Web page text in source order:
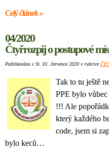
Celý článek »
04/2020
Čtyřrozpij o postupové
Publikováno v St. 01. července 2020 v rubrice
Tak to tu ještě
PPE bylo
!!! Ale
který každého
code, jsem si
bylo keců…